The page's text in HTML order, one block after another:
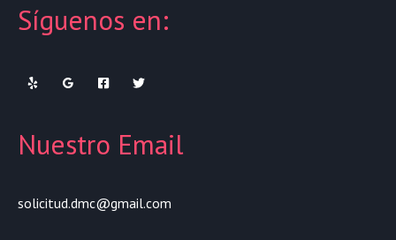
Síguenos en:
Nuestro Email
solicitud.dmc@gmail.com